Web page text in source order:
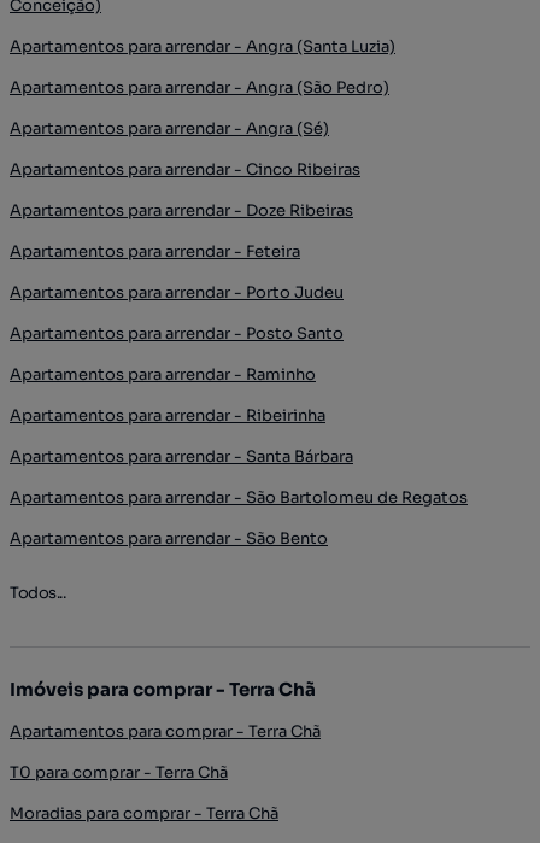
Conceição)
Apartamentos para arrendar - Angra (Santa Luzia)
Apartamentos para arrendar - Angra (São Pedro)
Apartamentos para arrendar - Angra (Sé)
Apartamentos para arrendar - Cinco Ribeiras
Apartamentos para arrendar - Doze Ribeiras
Apartamentos para arrendar - Feteira
Apartamentos para arrendar - Porto Judeu
Apartamentos para arrendar - Posto Santo
Apartamentos para arrendar - Raminho
Apartamentos para arrendar - Ribeirinha
Apartamentos para arrendar - Santa Bárbara
Apartamentos para arrendar - São Bartolomeu de Regatos
Apartamentos para arrendar - São Bento
Todos...
Imóveis para comprar - Terra Chã
Apartamentos para comprar - Terra Chã
T0 para comprar - Terra Chã
Moradias para comprar - Terra Chã